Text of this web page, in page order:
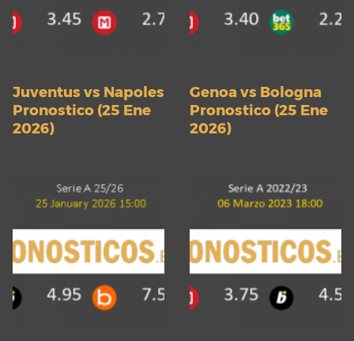
Juventus vs Napoles
Pronostico (25 Ene
2026)
Genoa vs Bologna
Pronostico (25 Ene
2026)